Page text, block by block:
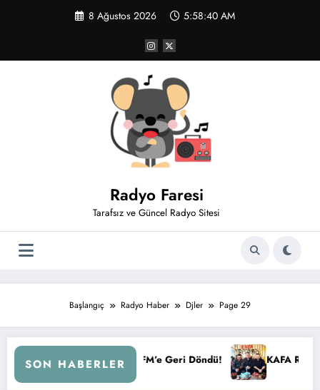
8 Ağustos 2026 5:58:40 AM
Radyo Faresi
Tarafsız ve Güncel Radyo Sitesi
Başlangıç Radyo Haber Djler Page 29
SON HABERLER
FM’e Geri Döndü! KAFA RADYO 6 YAŞINDA!